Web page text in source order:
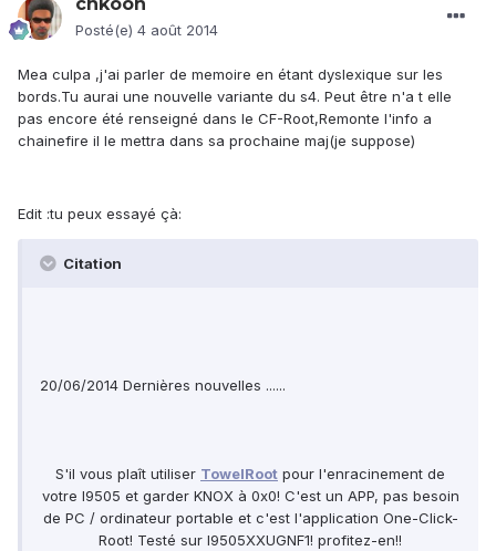
chkoon
Posté(e) 4 août 2014
Mea culpa ,j'ai parler de memoire en étant dyslexique sur les
bords.Tu aurai une nouvelle variante du s4. Peut être n'a t elle
pas encore été renseigné dans le CF-Root,Remonte l'info a
chainefire il le mettra dans sa prochaine maj(je suppose)
Edit :tu peux essayé çà:
Citation
20/06/2014 Dernières nouvelles ......
S'il vous plaît utiliser TowelRoot pour l'enracinement de
votre I9505 et garder KNOX à 0x0! C'est un APP, pas besoin
de PC / ordinateur portable et c'est l'application One-Click-
Root! Testé sur I9505XXUGNF1! profitez-en!!